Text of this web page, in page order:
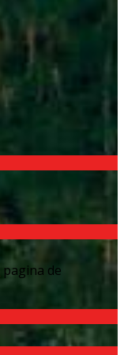
pagina de